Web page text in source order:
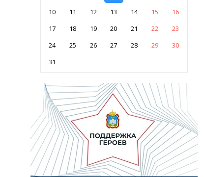
10
11 12 13 14 15
16
17
18 19 20 21 22
23
24
25 26 27 28 29
30
31